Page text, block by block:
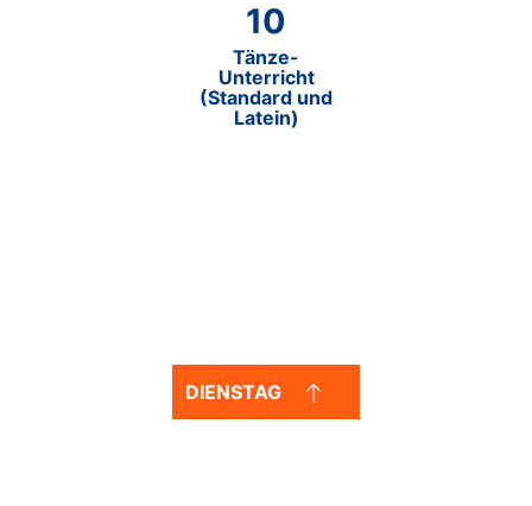
10
Tänze-
Unterricht
(Standard und
Latein)
DIENSTAG